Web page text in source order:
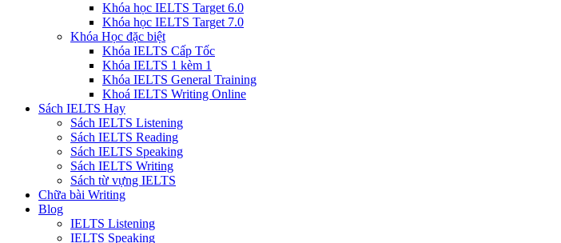
Khóa học IELTS Target 6.0
Khóa học IELTS Target 7.0
Khóa Học đặc biệt
Khóa IELTS Cấp Tốc
Khóa IELTS 1 kèm 1
Khóa IELTS General Training
Khoá IELTS Writing Online
Sách IELTS Hay
Sách IELTS Listening
Sách IELTS Reading
Sách IELTS Speaking
Sách IELTS Writing
Sách từ vựng IELTS
Chữa bài Writing
Blog
IELTS Listening
IELTS Speaking